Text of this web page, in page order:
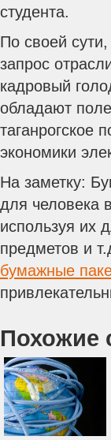
студента.
По своей
запрос
кадровый
обладают
таганрогское
экономики
На заметку:
для человека
используя их
предметов и
бумажные
Похожие